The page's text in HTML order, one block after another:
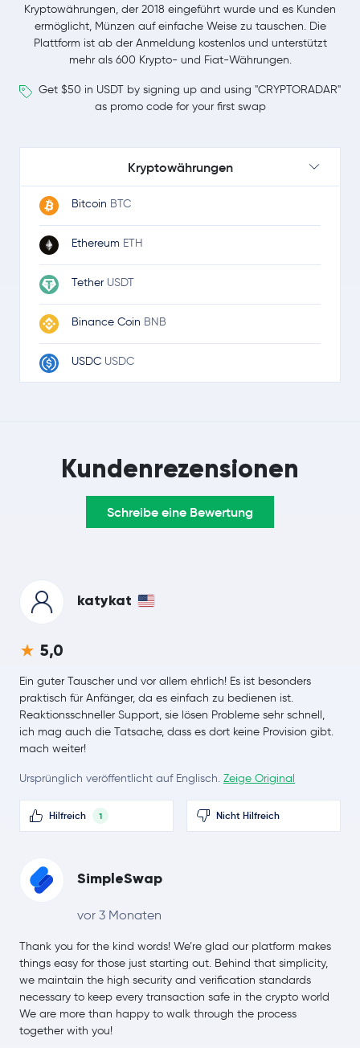
Kryptowährungen, der 2018 eingeführt wurde und es Kunden
ermöglicht, Münzen auf einfache Weise zu tauschen. Die
Plattform ist ab der Anmeldung kostenlos und unterstützt
mehr als 600 Krypto- und Fiat-Währungen.
Get $50 in USDT by signing up and using "CRYPTORADAR"
as promo code for your first swap
Kryptowährungen
Bitcoin BTC
Ethereum ETH
Tether USDT
Binance Coin BNB
USDC USDC
Lido Staked Ether STETH
Dogecoin DOGE
Zcash ZEC
Monero XMR
Chainlink LINK
Stellar Lumens
Toncoin TON
Litecoin LTC
Sui SUI
Polkadot DOT
SHIBA INU SHIB
Avalanche
Kundenrezensionen
Schreibe eine Bewertung
katykat
5,0
Ein guter Tauscher und vor allem ehrlich! Es ist besonders
praktisch für Anfänger, da es einfach zu bedienen ist.
Reaktionsschneller Support, sie lösen Probleme sehr schnell,
ich mag auch die Tatsache, dass es dort keine Provision gibt.
mach weiter!
Ursprünglich veröffentlicht auf Englisch. Zeige Original
Hilfreich 1 Nicht Hilfreich
SimpleSwap
vor 3 Monaten
Thank you for the kind words! We’re glad our platform makes
things easy for those just starting out. Behind that simplicity,
we maintain the high security and verification standards
necessary to keep every transaction safe in the crypto world
We are more than happy to walk through the process
together with you!